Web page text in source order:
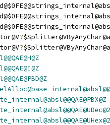
?
?